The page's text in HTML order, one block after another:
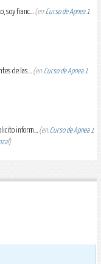
soy franc... (en:Curso de Apnea 1
de las... (en:Curso de Apnea 1
inform... (en:Curso de Apnea 1
)